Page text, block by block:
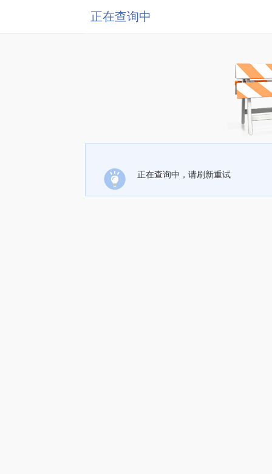
正在查询中
正在查询中，请刷新重试